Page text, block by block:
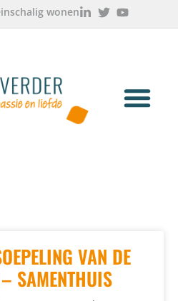
wonen
VAN DE
SAMENTHUIS